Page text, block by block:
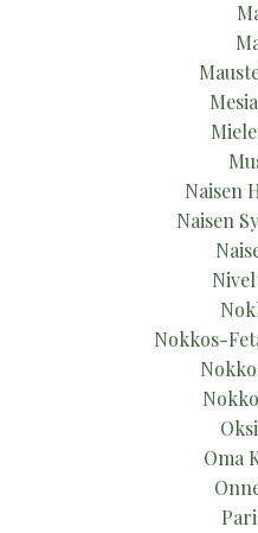
Naisen
Naisen
Nokkos-
Oma